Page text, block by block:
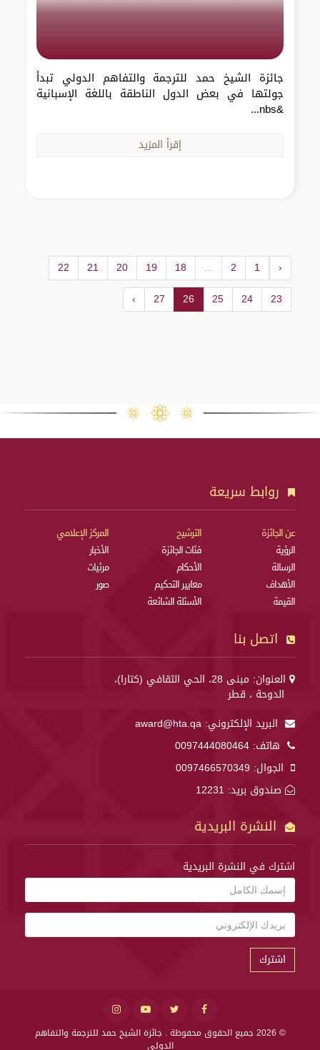
جائزة الشيخ حمد للترجمة والتفاهم الدولي تبدأ
جولتها في بعض الدول الناطقة باللغة الإسبانية
&nbs...
إقرأ المزيد
‹
1
2
...
18
19
20
21
22
23
24
25
26
27
›
روابط سريعة
عن الجائزة
الرؤية
الرسالة
الأهداف
القيمة
الترشيح
فئات الجائزة
الأحكام
معايير التحكيم
الأسئلة الشائعة
المركز الإعلامي
الأخبار
مرئيات
صور
اتصل بنا
العنوان: مبنى 28، الحي الثقافي (كتارا)،
الدوحة ، قطر
البريد الإلكتروني: award@hta.qa
هاتف: 0097444080464
الجوال: 0097466570349
صندوق بريد: 12231
النشرة البريدية
اشترك في النشرة البريدية
اشترك
© 2026 جميع الحقوق محفوظة .
جائزة الشيخ حمد للترجمة والتفاهم
الدولي